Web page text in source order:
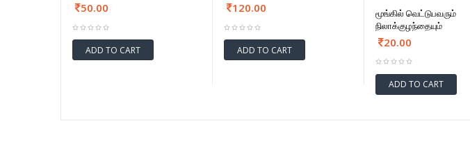
50.00
ADD TO CART
120.00
ADD TO CART
மூங்கில் வெட்டுபவரும்
நிலாக்குழந்தையும்
20.00
ADD TO CART